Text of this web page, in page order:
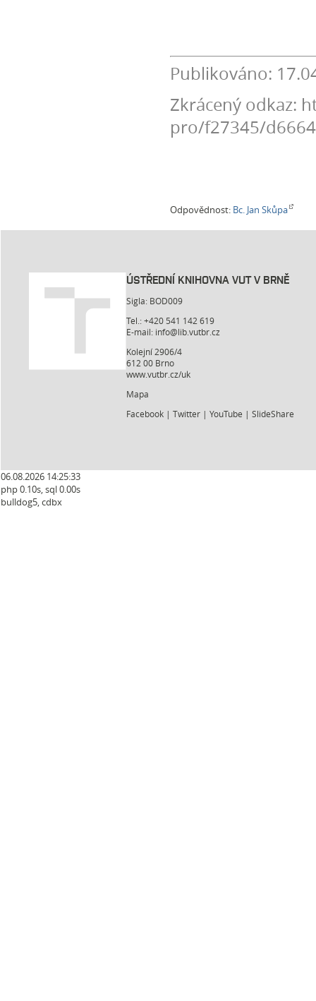
Publikováno:
Zkrácený odkaz:
pro/f27345/
Odpovědnost: Bc. Jan Skůpa
ÚSTŘEDNÍ KNIHOVNA VUT V BRNĚ
Sigla: BOD009
Tel.: +420 541 142 619
E-mail: info@lib.vutbr.cz
Kolejní 2906/4
612 00 Brno
www.vutbr.cz/uk
Mapa
Facebook |Twitter |YouTube |SlideShare
06.08.2026 14:25:33
php 0.10s, sql 0.00s
bulldog5, cdbx